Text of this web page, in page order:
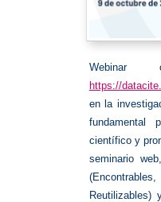
Webinar
https://
en la
fundamental
científico y
seminario
Reutilizables)